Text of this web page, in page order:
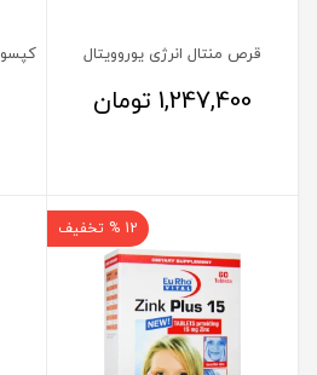
قرص منتال انرژی یوروویتال
1,247,400 تومان
12 % تخفیف